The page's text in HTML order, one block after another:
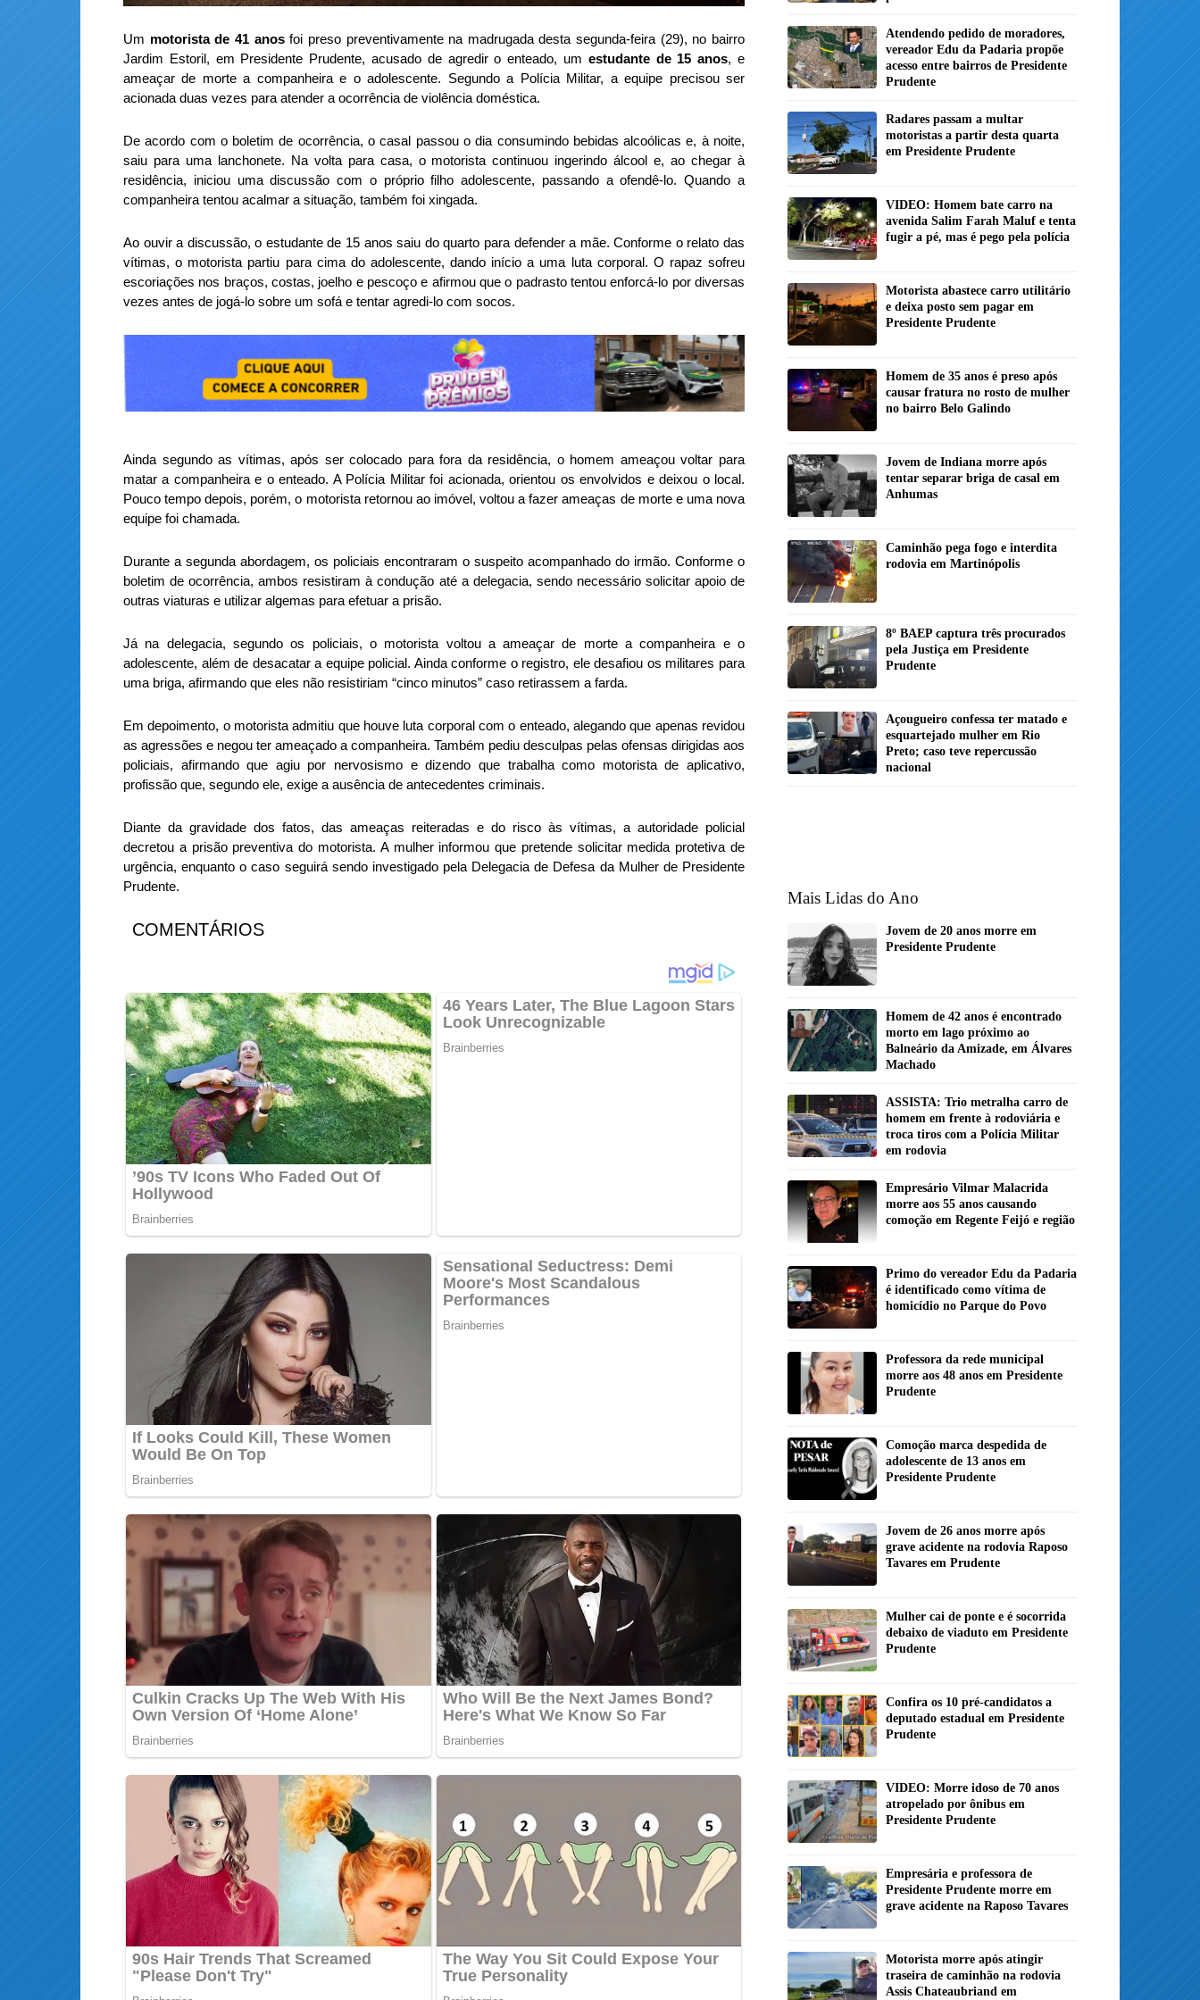
Um motorista de 41 anosfoi preso preventivamente na madrugada desta segunda-feira (29), no bairro
Jardim Estoril, em Presidente Prudente, acusado de agredir o enteado, um estudante de 15 anos, e
ameaçar de morte a companheira e o adolescente. Segundo a Polícia Militar, a equipe precisou ser
acionada duas vezes para atender a ocorrência de violência doméstica.
De acordo com o boletim de ocorrência, o casal passou o dia consumindo bebidas alcoólicas e, à noite,
saiu para uma lanchonete. Na volta para casa, o motorista continuou ingerindo álcool e, ao chegar à
residência, iniciou uma discussão com o próprio filho adolescente, passando a ofendê-lo. Quando a
companheira tentou acalmar a situação, também foi xingada.
Ao ouvir a discussão, o estudante de 15 anos saiu do quarto para defender a mãe. Conforme o relato das
vítimas, o motorista partiu para cima do adolescente, dando início a uma luta corporal. O rapaz sofreu
escoriações nos braços, costas, joelho e pescoço e afirmou que o padrasto tentou enforcá-lo por diversas
vezes antes de jogá-lo sobre um sofá e tentar agredi-lo com socos.
Ainda segundo as vítimas, após ser colocado para fora da residência, o homem ameaçou voltar para
matar a companheira e o enteado. A Polícia Militar foi acionada, orientou os envolvidos e deixou o local.
Pouco tempo depois, porém, o motorista retornou ao imóvel, voltou a fazer ameaças de morte e uma nova
equipe foi chamada.
Durante a segunda abordagem, os policiais encontraram o suspeito acompanhado do irmão. Conforme o
boletim de ocorrência, ambos resistiram à condução até a delegacia, sendo necessário solicitar apoio de
outras viaturas e utilizar algemas para efetuar a prisão.
Já na delegacia, segundo os policiais, o motorista voltou a ameaçar de morte a companheira e o
adolescente, além de desacatar a equipe policial. Ainda conforme o registro, ele desafiou os militares para
uma briga, afirmando que eles não resistiriam “cinco minutos” caso retirassem a farda.
Em depoimento, o motorista admitiu que houve luta corporal com o enteado, alegando que apenas revidou
as agressões e negou ter ameaçado a companheira. Também pediu desculpas pelas ofensas dirigidas aos
policiais, afirmando que agiu por nervosismo e dizendo que trabalha como motorista de aplicativo,
profissão que, segundo ele, exige a ausência de antecedentes criminais.
Diante da gravidade dos fatos, das ameaças reiteradas e do risco às vítimas, a autoridade policial
decretou a prisão preventiva do motorista. A mulher informou que pretende solicitar medida protetiva de
urgência, enquanto o caso seguirá sendo investigado pela Delegacia de Defesa da Mulher de Presidente
Prudente.
COMENTÁRIOS
Atendendo pedido de moradores,
vereador Edu da Padaria propõe
acesso entre bairros de Presidente
Prudente
Radares passam a multar
motoristas a partir desta quarta
em Presidente Prudente
VIDEO: Homem bate carro na
avenida Salim Farah Maluf e tenta
fugir a pé, mas é pego pela polícia
Motorista abastece carro utilitário
e deixa posto sem pagar em
Presidente Prudente
Homem de 35 anos é preso após
causar fratura no rosto de mulher
no bairro Belo Galindo
Jovem de Indiana morre após
tentar separar briga de casal em
Anhumas
Caminhão pega fogo e interdita
rodovia em Martinópolis
8º BAEP captura três procurados
pela Justiça em Presidente
Prudente
Açougueiro confessa ter matado e
esquartejado mulher em Rio
Preto; caso teve repercussão
nacional
Mais Lidas do Ano
Jovem de 20 anos morre em
Presidente Prudente
Homem de 42 anos é encontrado
morto em lago próximo ao
Balneário da Amizade, em Álvares
Machado
ASSISTA: Trio metralha carro de
homem em frente à rodoviária e
troca tiros com a Polícia Militar
em rodovia
Empresário Vilmar Malacrida
morre aos 55 anos causando
comoção em Regente Feijó e região
Primo do vereador Edu da Padaria
é identificado como vítima de
homicídio no Parque do Povo
Professora da rede municipal
morre aos 48 anos em Presidente
Prudente
Comoção marca despedida de
adolescente de 13 anos em
Presidente Prudente
Jovem de 26 anos morre após
grave acidente na rodovia Raposo
Tavares em Prudente
Mulher cai de ponte e é socorrida
debaixo de viaduto em Presidente
Prudente
Confira os 10 pré-candidatos a
deputado estadual em Presidente
Prudente
VIDEO: Morre idoso de 70 anos
atropelado por ônibus em
Presidente Prudente
Empresária e professora de
Presidente Prudente morre em
grave acidente na Raposo Tavares
Motorista morre após atingir
traseira de caminhão na rodovia
Assis Chateaubriand em